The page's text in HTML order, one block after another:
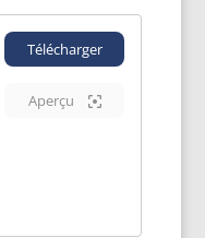
Télécharger
Aperçu